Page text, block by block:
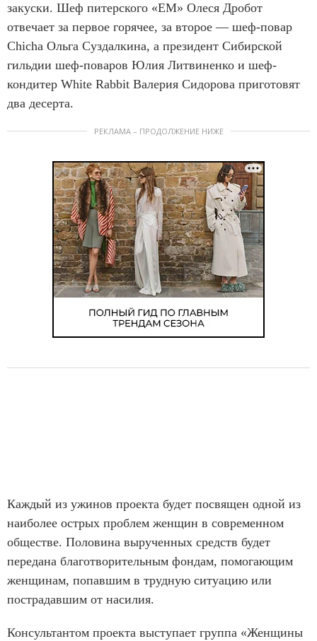
закуски. Шеф питерского «EM» Олеся Дробот
отвечает за первое горячее, за второе — шеф-повар
Chicha Ольга Суздалкина, а президент Сибирской
гильдии шеф-поваров Юлия Литвиненко и шеф-
кондитер White Rabbit Валерия Сидорова приготовят
два десерта.
РЕКЛАМА – ПРОДОЛЖЕНИЕ НИЖЕ
Каждый из ужинов проекта будет посвящен одной из
наиболее острых проблем женщин в современном
обществе. Половина вырученных средств будет
передана благотворительным фондам, помогающим
женщинам, попавшим в трудную ситуацию или
пострадавшим от насилия.
Консультантом проекта выступает группа «Женщины